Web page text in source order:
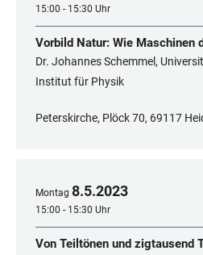
15:00 - 15:30 Uhr
Vorbild Natur: Wie Maschinen
Dr. Johannes Schemmel,
Institut für Physik
Peterskirche, Plöck 70, 69117
Montag 8.5.2023
15:00 - 15:30 Uhr
Von Teiltönen und zigtausend